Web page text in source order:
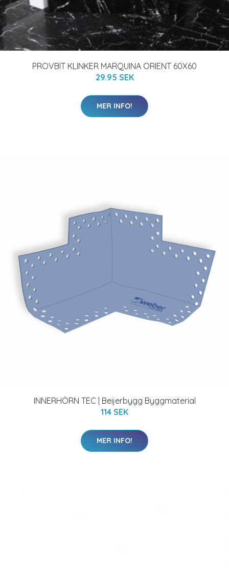
PROVBIT KLINKER MARQUINA ORIENT 60X60
29.95 SEK
MER INFO!
INNERHÖRN TEC | Beijerbygg Byggmaterial
114 SEK
MER INFO!